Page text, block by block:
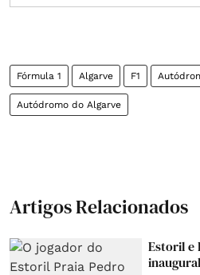
Fórmula 1 Algarve F1
Autódromo do Algarve
Artigos Relacionados
Estoril e